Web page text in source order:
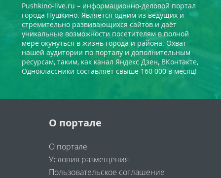
Pushkino-live.ru – информационно-деловой портал
города Пушкино. Является одним из ведущих и
стремительно развивающихся сайтов и даёт
уникальные возможности посетителям в полной
мере окунуться в жизнь города и района. Охват
нашей аудитории по порталу и дополнительным
ресурсам, таким, как канал Яндекс Дзен, ВКонтакте,
Одноклассники составляет свыше 160 000 в месяц!
О портале
О портале
Условия размещения
Пользовательское соглашение